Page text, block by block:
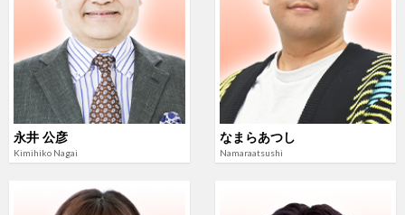
永井 公彦
Kimihiko Nagai
なまらあつし
Namaraatsushi